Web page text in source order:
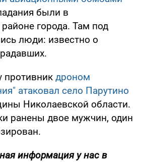
были в
города. Там под
люди: известно о
противник дроном
атаковал село Парутино
Николаевской области.
ранены двое мужчин, один
информация у нас в